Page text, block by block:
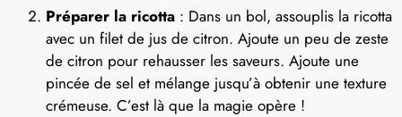
Préparer la ricotta : Dans un bol, assouplis la ricotta
avec un filet de jus de citron. Ajoute un peu de zeste
de citron pour rehausser les saveurs. Ajoute une
pincée de sel et mélange jusqu’à obtenir une texture
crémeuse. C’est là que la magie opère !